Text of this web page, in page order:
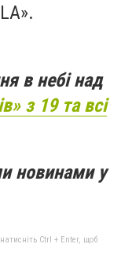
в небі над
з 19 та всі
новинами у
Ctrl + Enter, щоб